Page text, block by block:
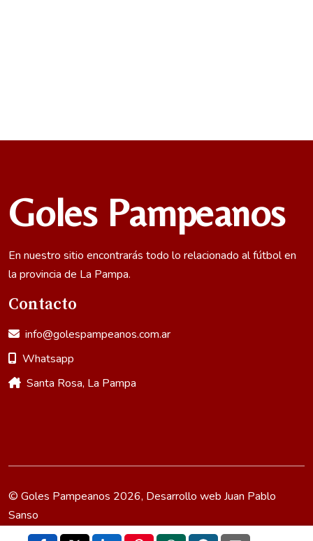
Goles Pampeanos
En nuestro sitio encontrarás todo lo relacionado al fútbol en
la provincia de La Pampa.
Contacto
info@golespampeanos.com.ar
Whatsapp
Santa Rosa, La Pampa
© Goles Pampeanos 2026, Desarrollo web Juan Pablo
Sanso
Política de Privacidad